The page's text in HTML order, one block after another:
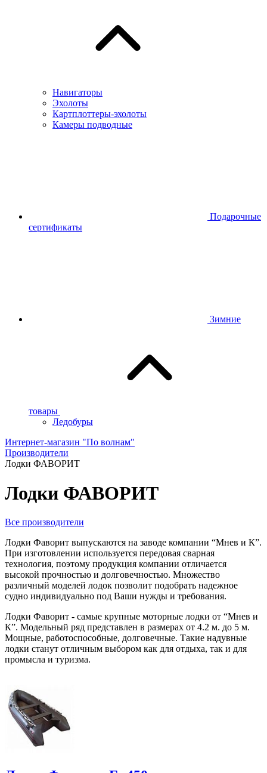
Навигаторы
Эхолоты
Картплоттеры-эхолоты
Камеры подводные
Подарочные
сертификаты
Зимние
товары
Ледобуры
Интернет-магазин "По волнам"
Производители
Лодки ФАВОРИТ
Лодки ФАВОРИТ
Все производители
Лодки Фаворит выпускаются на заводе компании “Мнев и К”.
При изготовлении используется передовая сварная
технология, поэтому продукция компании отличается
высокой прочностью и долговечностью. Множество
различный моделей лодок позволит подобрать надежное
судно индивидуально под Ваши нужды и требования.
Лодки Фаворит - самые крупные моторные лодки от “Мнев и
К”. Модельный ряд представлен в размерах от 4.2 м. до 5 м.
Мощные, работоспособные, долговечные. Такие надувные
лодки станут отличным выбором как для отдыха, так и для
промысла и туризма.